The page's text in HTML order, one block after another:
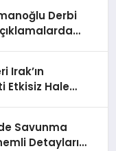
Derbi
Irak’ın
Etkisiz Hale
Savunma
Detayları